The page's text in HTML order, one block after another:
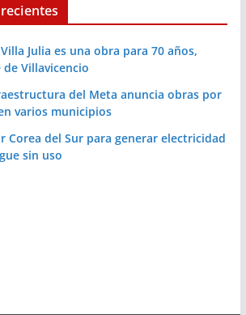
Julia es una obra para 70 años,
Villavicencio
del Meta anuncia obras por
varios municipios
Corea del Sur para generar electricidad
sin uso